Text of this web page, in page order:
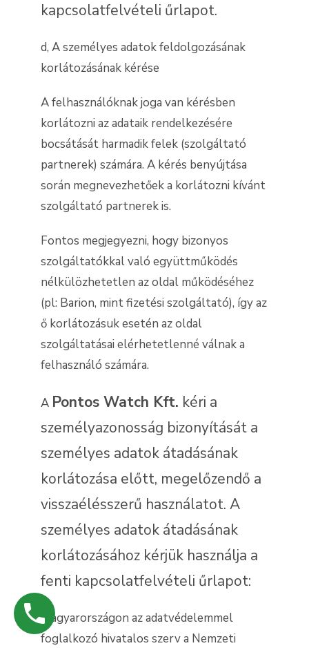
kapcsolatfelvételi űrlapot.
d, A személyes adatok feldolgozásának
korlátozásának kérése
A felhasználóknak joga van kérésben
korlátozni az adataik rendelkezésére
bocsátását harmadik felek (szolgáltató
partnerek) számára. A kérés benyújtása
során megnevezhetőek a korlátozni kívánt
szolgáltató partnerek is.
Fontos megjegyezni, hogy bizonyos
szolgáltatókkal való együttműködés
nélkülözhetetlen az oldal működéséhez
(pl: Barion, mint fizetési szolgáltató), így az
ő korlátozásuk esetén az oldal
szolgáltatásai elérhetetlenné válnak a
felhasználó számára.
A Pontos Watch Kft. kéri a
személyazonosság bizonyítását a
személyes adatok átadásának
korlátozása előtt, megelőzendő a
visszaélésszerű használatot. A
személyes adatok átadásának
korlátozásához kérjük használja a
fenti kapcsolatfelvételi űrlapot:
Magyarországon az adatvédelemmel
foglalkozó hivatalos szerv a Nemzeti